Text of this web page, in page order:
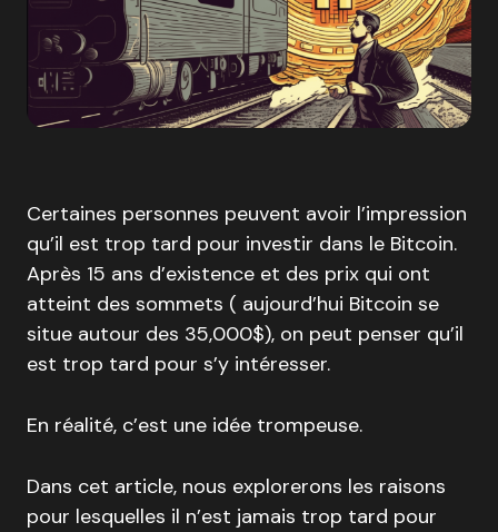
Certaines personnes peuvent avoir l’impression
qu’il est trop tard pour investir dans le Bitcoin.
Après 15 ans d’existence et des prix qui ont
atteint des sommets ( aujourd’hui Bitcoin se
situe autour des 35,000$), on peut penser qu’il
est trop tard pour s’y intéresser.
En réalité, c’est une idée trompeuse.
Dans cet article, nous explorerons les raisons
pour lesquelles il n’est jamais trop tard pour